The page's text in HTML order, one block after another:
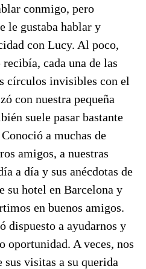
conmigo, pero
le gustaba hablar y
con Lucy. Al poco,
cada una de las
círculos invisibles con el
con nuestra pequeña
suele pasar bastante
a muchas de
amigos, a nuestras
a día y sus anécdotas de
su hotel en Barcelona y
en buenos amigos.
dispuesto a ayudarnos y
oportunidad. A veces, nos
sus visitas a su querida